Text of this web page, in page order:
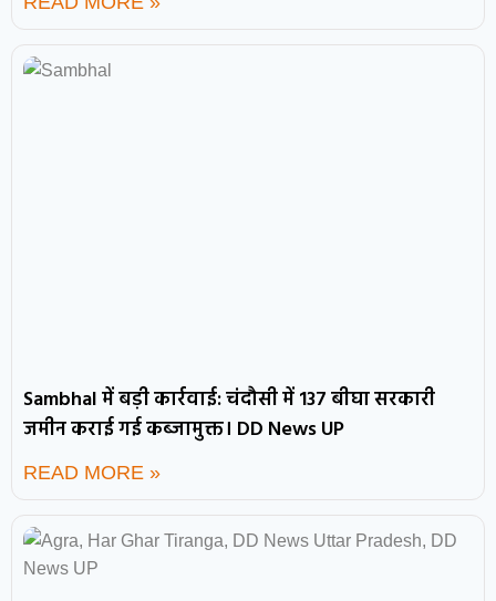
Sambhal में बड़ी कार्रवाई: चंदौसी में 137 बीघा सरकारी
जमीन कराई गई कब्जामुक्त। DD News UP
READ MORE »